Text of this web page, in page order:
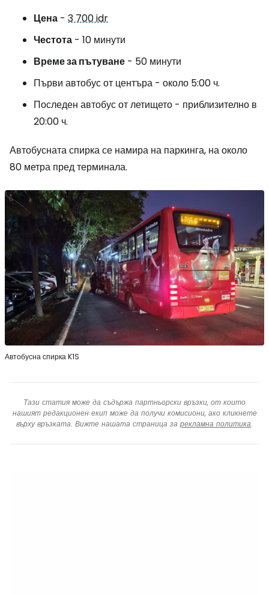
Цена - 3 700 idr
Честота - 10 минути
Време за пътуване - 50 минути
Първи автобус от центъра - около 5:00 ч.
Последен автобус от летището - приблизително в
20:00 ч.
Автобусната спирка се намира на паркинга, на около
80 метра пред терминала.
Автобусна спирка K1S
Тази статия може да съдържа партньорски връзки, от които
нашият редакционен екип може да получи комисиони, ако кликнете
върху връзката. Вижте нашата страница за рекламна политика.